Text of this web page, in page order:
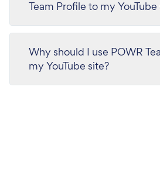
Team Profile to my YouTube
Why should I use POWR
my YouTube site?